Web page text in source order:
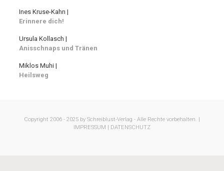
Ines Kruse-Kahn |
Erinnere dich!
Ursula Kollasch |
Anisschnaps und Tränen
Miklos Muhi |
Heilsweg
Copyright 2006 - 2025 by Schreiblust-Verlag - Alle Rechte vorbehalten. |
IMPRESSUM |
DATENSCHUTZ